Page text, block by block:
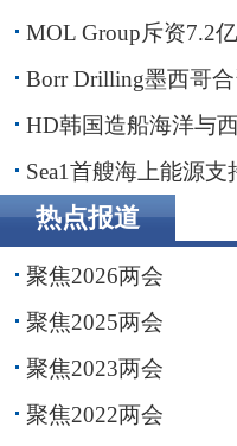
MOL Group斥资7.2
子公司
Borr Drilling墨西哥
购，交易额2.87亿美元
HD韩国造船海洋与
船平台
Sea1首艘海上能源
热点报道
聚焦2026两会
聚焦2025两会
聚焦2023两会
聚焦2022两会